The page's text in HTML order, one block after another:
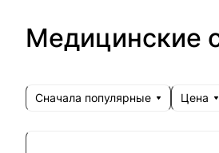
Медицинские
Сначала популярные Цена